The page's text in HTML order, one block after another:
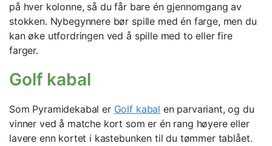
på hver kolonne, så du får bare én gjennomgang av
stokken. Nybegynnere bør spille med én farge, men du
kan øke utfordringen ved å spille med to eller fire
farger.
Golf kabal
Som Pyramidekabal er Golf kabal en parvariant, og du
vinner ved å matche kort som er én rang høyere eller
lavere enn kortet i kastebunken til du tømmer tablået.